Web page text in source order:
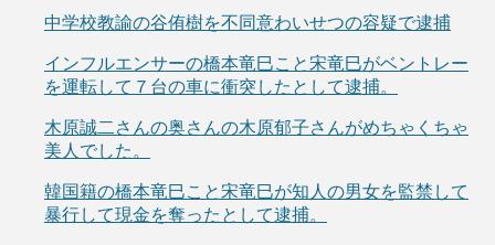
中学校教諭の谷侑樹を不同意わいせつの容疑で逮捕
インフルエンサーの橋本竜巳こと宋竜巳がベントレー
を運転して７台の車に衝突したとして逮捕。
木原誠二さんの奥さんの木原郁子さんがめちゃくちゃ
美人でした。
韓国籍の橋本竜巳こと宋竜巳が知人の男女を監禁して
暴行して現金を奪ったとして逮捕。